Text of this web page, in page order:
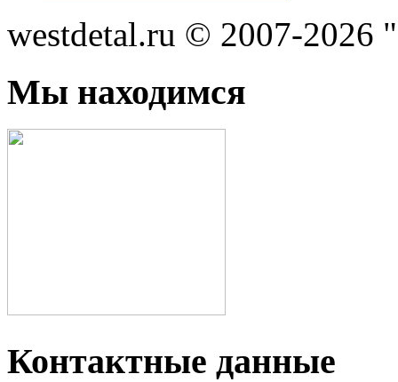
westdetal.ru © 2007-2026
Мы находимся
Контактные данные